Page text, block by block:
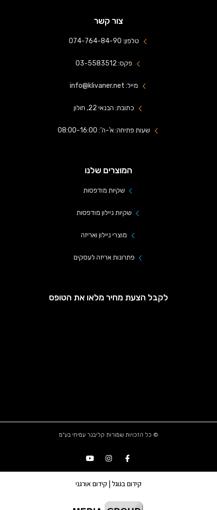
צור קשר
טלפון: 074-764-84-90
פקס: 03-5583512
מייל: info@klivaner.net
כתובת: הבנאי 22, חולון
שעות פתיחה: א'-ה': 08:00-16:00
המוצרים שלנו
שקיות מודפסות
שקיות ניילון מודפסות
מוצרי ניילון ואריזה
פתרונות אריזה לעסקים
לקבל הצעת מחיר מלאו את הטופס
© כל הזכויות שמורות קליבנר עמיחי בע"מ
קידום בגוגל | קידום אורגני